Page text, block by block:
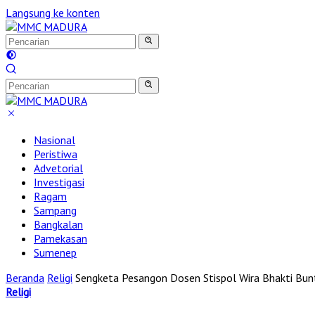
Langsung ke konten
Nasional
Peristiwa
Advetorial
Investigasi
Ragam
Sampang
Bangkalan
Pamekasan
Sumenep
Beranda Religi Sengketa Pesangon Dosen Stispol Wira Bhakti
Religi